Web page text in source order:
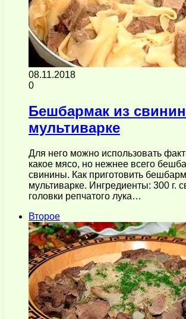
08.11.2018
0
Бешбармак из
мультиварке
Для него можно использовать
какое мясо, но нежнее всего
свинины. Как приготовить
мультиварке. Ингредиенты: 300 г.
головки репчатого лука…
Второе